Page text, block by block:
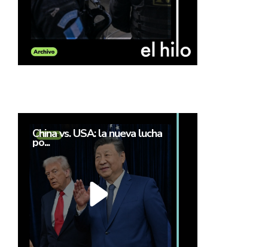
China vs. USA: la nueva lucha
po...